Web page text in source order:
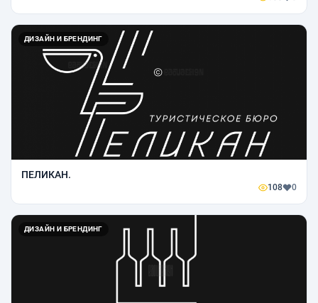
ДИЗАЙН И БРЕНДИНГ
ПЕЛИКАН.
108 0
ДИЗАЙН И БРЕНДИНГ